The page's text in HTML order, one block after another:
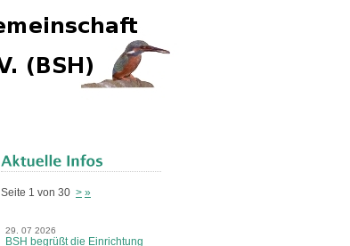
Seite 1 von 30 > »
29. 07 2026
BSH begrüßt die Einrichtung